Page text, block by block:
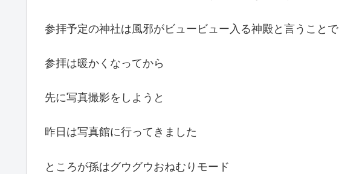
参拝予定の神社は風邪がビュービュー入る神殿と言うことで
参拝は暖かくなってから
先に写真撮影をしようと
昨日は写真館に行ってきました
ところが孫はグウグウおねむりモード